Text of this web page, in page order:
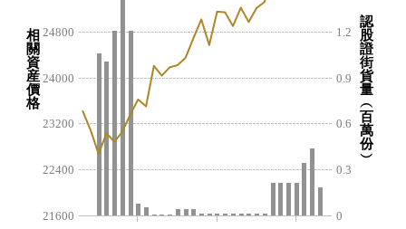
0
0.3
0.6
0.9
1.2
21600
22400
23200
24000
24800
認
股
證
街
貨
量
︵
百
萬
份
︶
相
關
資
産
價
格
牛熊證文件及公告 (瑞信)
收市競價變化